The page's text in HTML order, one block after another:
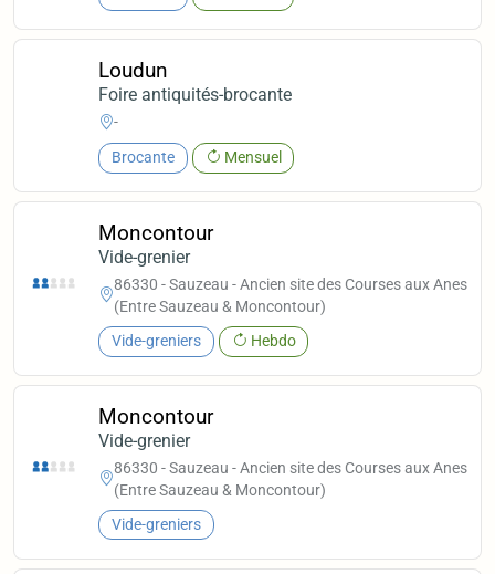
Loudun
Foire antiquités-brocante
-
Brocante Mensuel
Moncontour
Vide-grenier
86330 - Sauzeau - Ancien site des Courses aux Anes
(Entre Sauzeau & Moncontour)
Vide-greniers Hebdo
Moncontour
Vide-grenier
86330 - Sauzeau - Ancien site des Courses aux Anes
(Entre Sauzeau & Moncontour)
Vide-greniers